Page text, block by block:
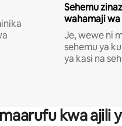
Sehemu
wahamaji
Je, wewe ni
sehemu ya
ya kasi na
kwa ajili